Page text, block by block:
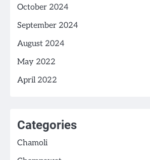
October 2024
September 2024
August 2024
May 2022
April 2022
Categories
Chamoli